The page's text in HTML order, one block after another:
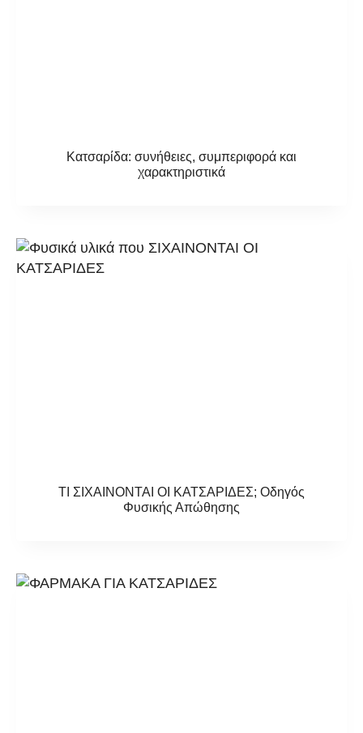
Κατσαρίδα: συνήθειες, συμπεριφορά και
χαρακτηριστικά
ΤΙ ΣΙΧΑΙΝΟΝΤΑΙ ΟΙ ΚΑΤΣΑΡΙΔΕΣ; Οδηγός
Φυσικής Απώθησης